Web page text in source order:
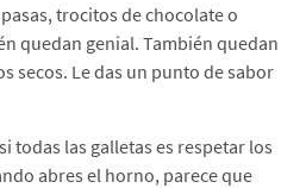
trocitos de chocolate o
quedan genial. También quedan
secos. Le das un punto de sabor
todas las galletas es respetar los
abres el horno, parece que